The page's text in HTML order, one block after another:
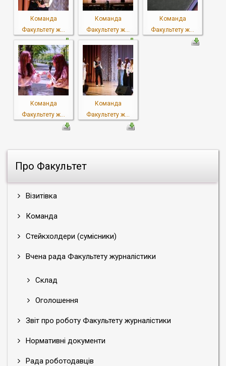
Про Факультет
Візитівка
Команда
Стейкхолдери (сумісники)
Вчена рада Факультету журналістики
Склад
Оголошення
Звіт про роботу Факультету журналістики
Нормативні документи
Рада роботодавців
Команда
Факультету ж...
Команда
Факультету ж...
Команда
Факультету ж...
Команда
Факультету ж...
Команда
Факультету ж...